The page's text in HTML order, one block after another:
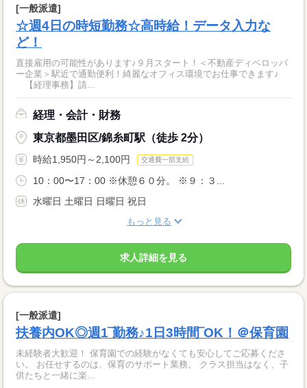
[一般派遣]
☆週4日の時短勤務☆高時給！データ入力な
ど！
直接雇用の可能性があります♪９月スタート！＜不動産ディベロッパ
ー企業＞駅近で通勤便利！綺麗なオフィス環境でお仕事できます♪
【経理事務】請...
経理・会計・財務
東京都墨田区/錦糸町駅（徒歩 2分）
時給1,950円～2,100円 交通費一部支給
10：00〜17：00 ※休憩６０分。 ※９：３...
水曜日 土曜日 日曜日 祝日
もっと見る
求人詳細を見る
[一般派遣]
扶養内OK◎週1‾勤務♪1日3時間‾OK！＠保育園
未経験者大歓迎！ 保育園での経験がなくても安心してご応募くださ
い。 お任せするのは、保育のサポート業務。 クラス担当はなく、子
供たちと一緒に楽...